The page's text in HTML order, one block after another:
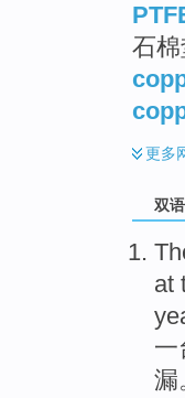
石
更多
双
at
一
漏